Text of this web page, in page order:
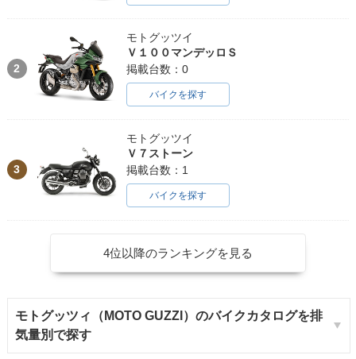
2
モトグッツイ
Ｖ１００マンデッロＳ
掲載台数：0
バイクを探す
3
モトグッツイ
Ｖ７ストーン
掲載台数：1
バイクを探す
4位以降のランキングを見る
モトグッツィ（MOTO GUZZI）のバイクカタログを排
気量別で探す